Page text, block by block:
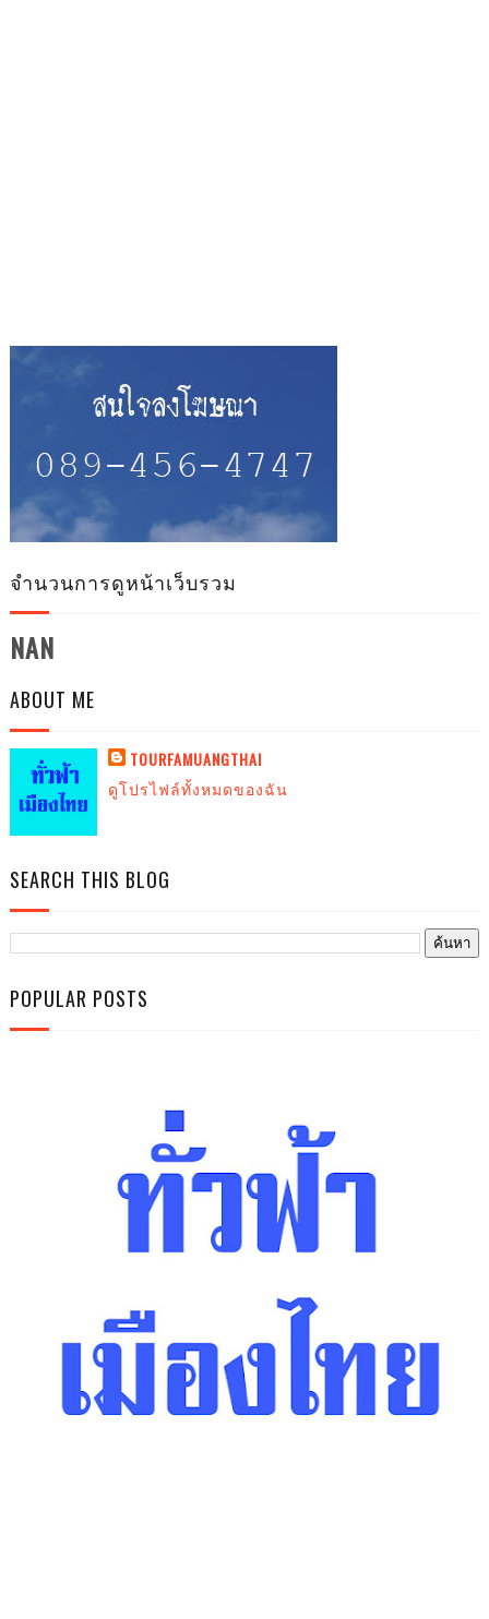
จำนวนการดูหน้าเว็บรวม
NAN
ABOUT ME
TOURFAMUANGTHAI
ดูโปรไฟล์ทั้งหมดของฉัน
SEARCH THIS BLOG
POPULAR POSTS